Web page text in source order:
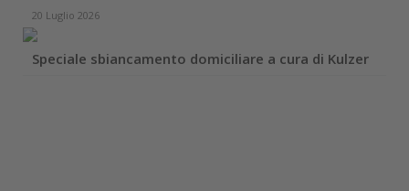
20 Luglio 2026
Speciale sbiancamento domiciliare a cura di Kulzer